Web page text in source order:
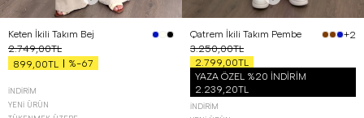
Keten İkili Takım Bej
2.749,00TL
899,00TL
%-67
İNDIRIM
YENI ÜRÜN
Qatrem İkili Takım Pembe
+2
3.250,00TL
2.799,00TL
YAZA ÖZEL %20 İNDİRİM
2.239,20TL
İNDIRIM